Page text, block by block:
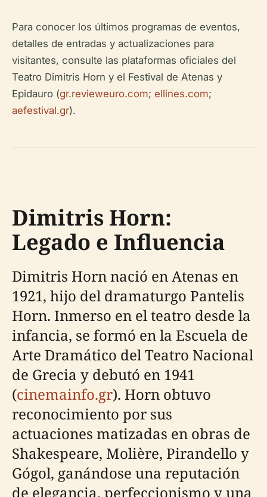
Para conocer los últimos programas de eventos,
detalles de entradas y actualizaciones para
visitantes, consulte las plataformas oficiales del
Teatro Dimitris Horn y el Festival de Atenas y
Epidauro (gr.revieweuro.com; ellines.com;
aefestival.gr).
Dimitris Horn:
Legado e Influencia
Dimitris Horn nació en Atenas en
1921, hijo del dramaturgo Pantelis
Horn. Inmerso en el teatro desde la
infancia, se formó en la Escuela de
Arte Dramático del Teatro Nacional
de Grecia y debutó en 1941
(cinemainfo.gr). Horn obtuvo
reconocimiento por sus
actuaciones matizadas en obras de
Shakespeare, Molière, Pirandello y
Gógol, ganándose una reputación
de elegancia, perfeccionismo y una